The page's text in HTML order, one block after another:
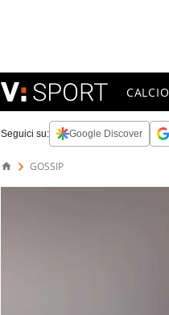
CALCIO
Seguici su: Google Discover
GOSSIP